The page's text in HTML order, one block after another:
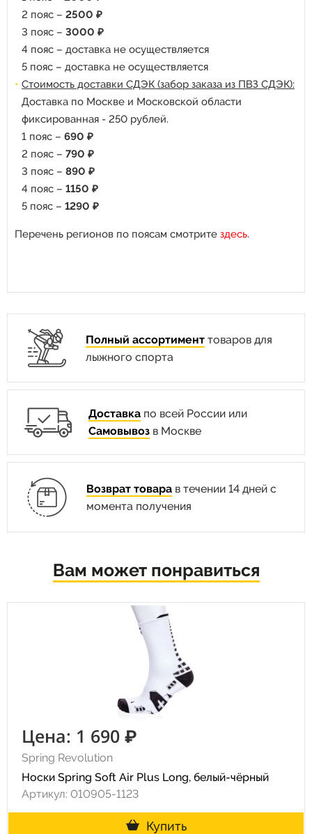
2 пояс – 2500 ₽
3 пояс – 3000 ₽
4 пояс – доставка не осуществляется
5 пояс – доставка не осуществляется
Стоимость доставки СДЭК (забор заказа из ПВЗ СДЭК):
Доставка по Москве и Московской области
фиксированная - 250 рублей.
1 пояс – 690 ₽
2 пояс – 790 ₽
3 пояс – 890 ₽
4 пояс – 1150 ₽
5 пояс – 1290 ₽
Перечень регионов по поясам смотрите здесь.
Полный ассортимент товаров для
лыжного спорта
Доставка по всей России или
Самовывоз в Москве
Возврат товарав течении 14 дней с
момента получения
Вам может понравиться
Цена: 1 690 ₽
Spring Revolution
Носки Spring Soft Air Plus Long, белый-чёрный
Артикул: 010905-1123
Купить